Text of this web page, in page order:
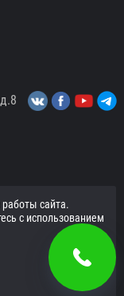
сайта.
с использованием